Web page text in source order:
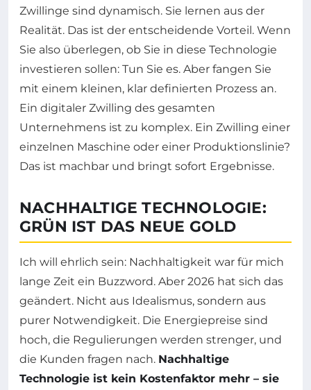
Zwillinge sind dynamisch. Sie lernen aus der
Realität. Das ist der entscheidende Vorteil. Wenn
Sie also überlegen, ob Sie in diese Technologie
investieren sollen: Tun Sie es. Aber fangen Sie
mit einem kleinen, klar definierten Prozess an.
Ein digitaler Zwilling des gesamten
Unternehmens ist zu komplex. Ein Zwilling einer
einzelnen Maschine oder einer Produktionslinie?
Das ist machbar und bringt sofort Ergebnisse.
NACHHALTIGE TECHNOLOGIE:
GRÜN IST DAS NEUE GOLD
Ich will ehrlich sein: Nachhaltigkeit war für mich
lange Zeit ein Buzzword. Aber 2026 hat sich das
geändert. Nicht aus Idealismus, sondern aus
purer Notwendigkeit. Die Energiepreise sind
hoch, die Regulierungen werden strenger, und
die Kunden fragen nach. Nachhaltige
Technologie ist kein Kostenfaktor mehr – sie